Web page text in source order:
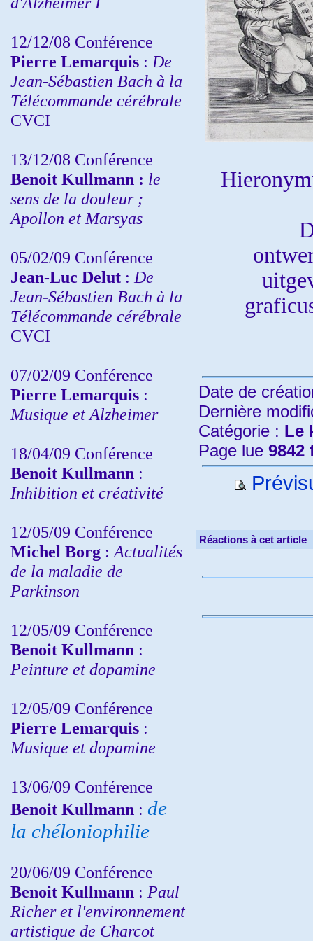
12/12/08 Conférence
Pierre Lemarquis : De
Jean-Sébastien Bach à la
Télécommande cérébrale
CVCI
13/12/08 Conférence
Benoit Kullmann : le
sens de la douleur ;
Apollon et Marsyas
05/02/09 Conférence
Jean-Luc Delut : De
Jean-Sébastien Bach à la
Télécommande cérébrale
CVCI
07/02/09 Conférence
Pierre Lemarquis :
Musique et Alzheimer
18/04/09 Conférence
Benoit Kullmann :
Inhibition et créativité
12/05/09 Conférence
Michel Borg : Actualités
de la maladie de
Parkinson
12/05/09 Conférence
Benoit Kullmann :
Peinture et dopamine
12/05/09 Conférence
Pierre Lemarquis :
Musique et dopamine
13/06/09 Conférence
Benoit Kullmann : de
la chéloniophilie
20/06/09 Conférence
Benoit Kullmann : Paul
Richer et l'environnement
artistique de Charcot
Date de
Dernière
Catégorie : Le
Page lue 9842
Réactions à cet article